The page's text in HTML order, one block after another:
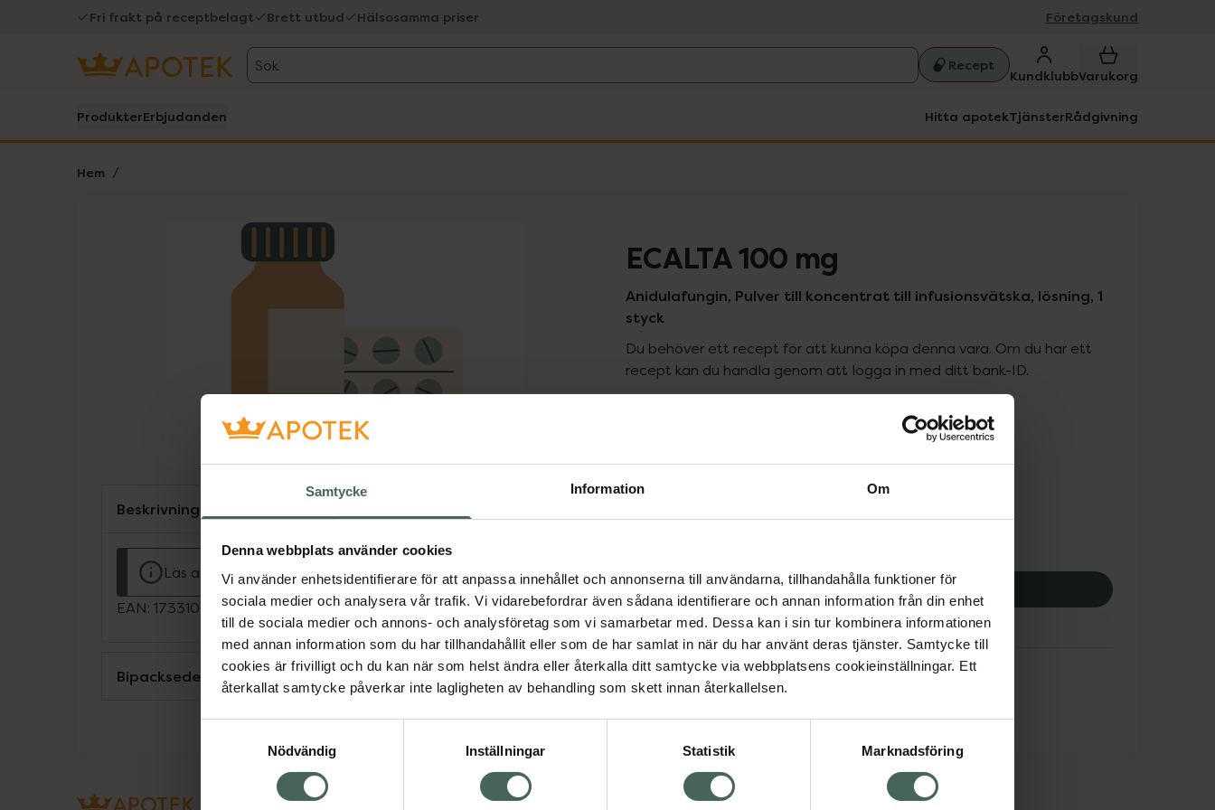
Samtycke Information Om
Denna webbplats använder cookies
Vi använder enhetsidentifierare för att anpassa innehållet och annonserna till användarna, tillhandahålla funktioner för
sociala medier och analysera vår trafik. Vi vidarebefordrar även sådana identifierare och annan information från din enhet
till de sociala medier och annons- och analysföretag som vi samarbetar med. Dessa kan i sin tur kombinera informationen
med annan information som du har tillhandahållit eller som de har samlat in när du har använt deras tjänster. Samtycke till
cookies är frivilligt och du kan när som helst ändra eller återkalla ditt samtycke via webbplatsens cookieinställningar. Ett
återkallat samtycke påverkar inte lagligheten av behandling som skett innan återkallelsen.
Nödvändig
Inställningar Statistik Marknadsföring
Fri frakt på receptbelagt Brett utbud Hälsosamma priser Företagskund
Sök Recept
KundklubbVarukorg
ProdukterErbjudanden Hitta apotekTjänsterRådgivning
Hem
Lista: . Innehåller 1 objekt. ECALTA 100 mg
Anidulafungin, Pulver till koncentrat till infusionsvätska, lösning, 1
styck
Du behöver ett recept för att kunna köpa denna vara. Om du har ett
recept kan du handla genom att logga in med ditt bank-ID.
Pris med recept
3635,24 kr
Köp via ditt recept
Aktuella erbjudanden
Beskrivning
Läs alltid bipacksedeln innan användning.
EAN: 17331009005773
Bipacksedel från FASS Visa
Om recept och läkemedel